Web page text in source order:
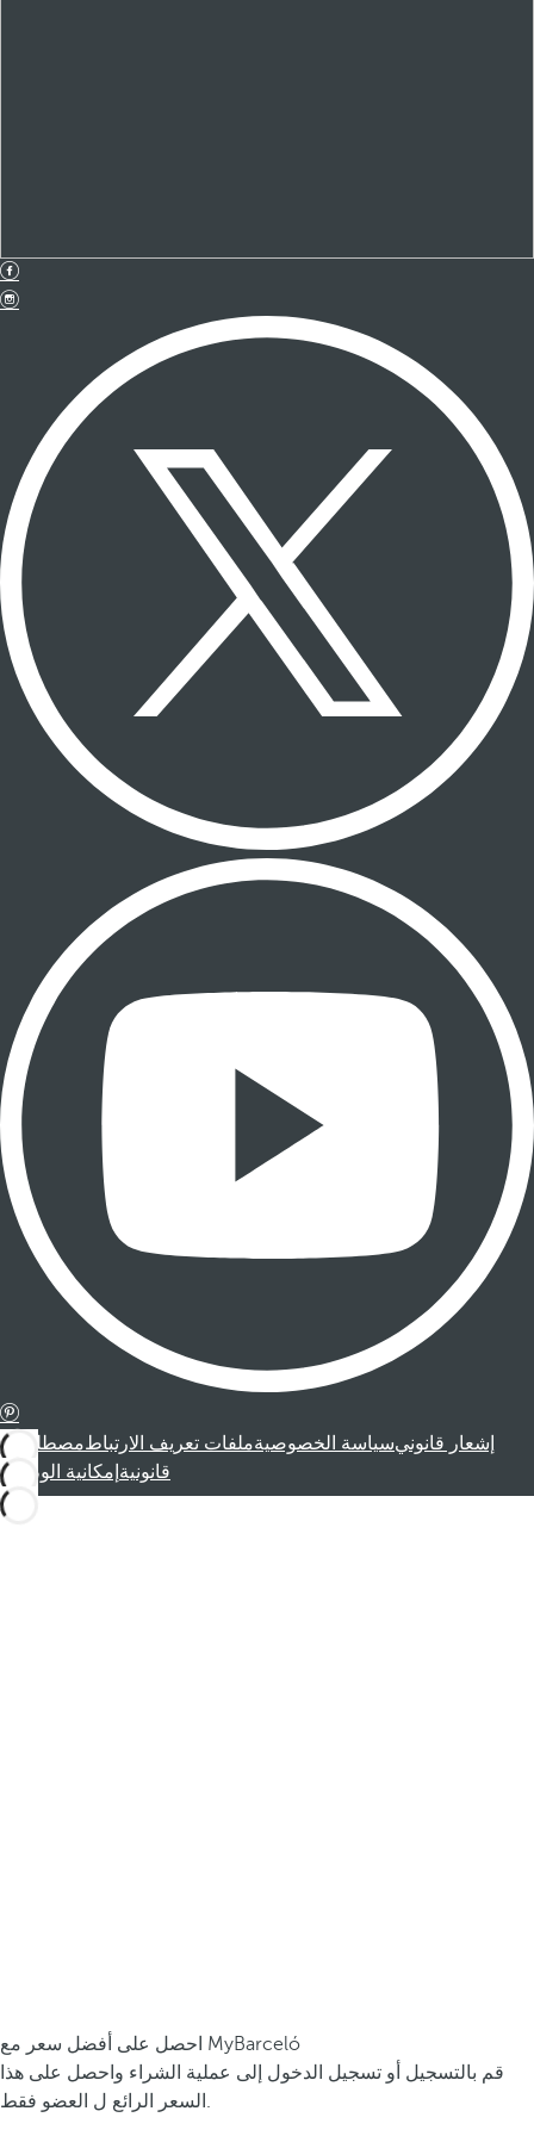
إشعار قانونيسياسة الخصوصيةملفات تعريف الارتباطمصطلحات
قانونية إمكانية الوصول
احصل على أفضل سعر مع MyBarceló
قم بالتسجيل أو تسجيل الدخول إلى عملية الشراء واحصل على هذا
السعر الرائع ل العضو فقط.